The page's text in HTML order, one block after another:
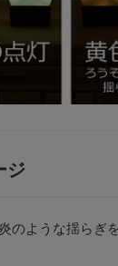
ジ
のような揺らぎ